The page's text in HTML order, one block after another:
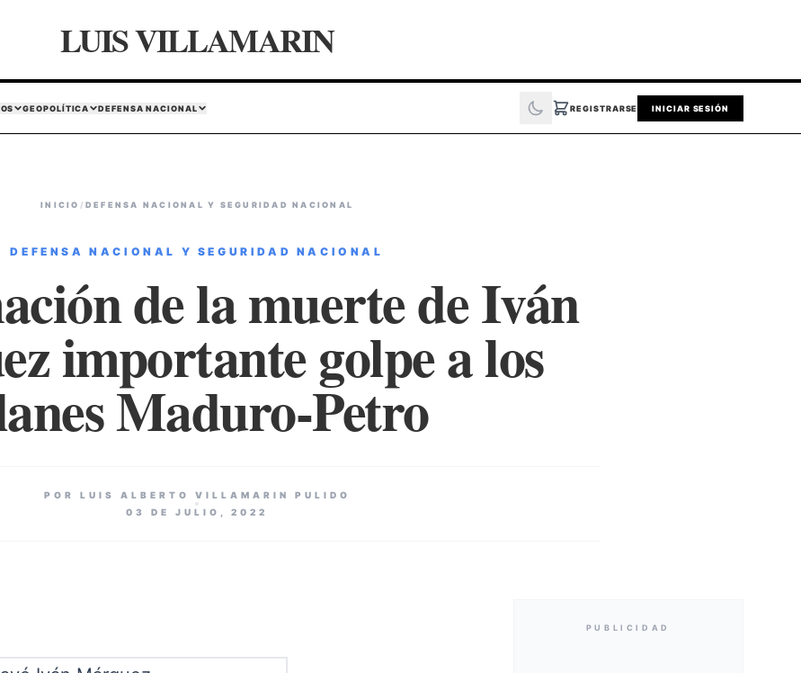
LUIS VILLAMARIN
GEOPOLÍTICA DEFENSA NACIONAL REGISTRARSE INICIAR SESIÓN
INICIO / DEFENSA NACIONAL Y SEGURIDAD NACIONAL
DEFENSA NACIONAL Y SEGURIDAD NACIONAL
de la muerte de Iván
importante golpe a los
Maduro-Petro
POR LUIS ALBERTO VILLAMARIN PULIDO
03 DE JULIO, 2022
PUBLICIDAD